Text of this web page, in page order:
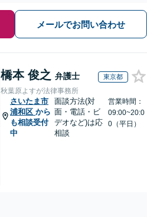
メールでお問い合わせ
橋本 俊之 弁護士 東京都
秋葉原よすが法律事務所
さいたま市
浦和区 から
も相談受付
中
面談方法(対
面・電話・ビ
デオなど)は応
相談
営業時間：
09:00~20:0
0（平日）